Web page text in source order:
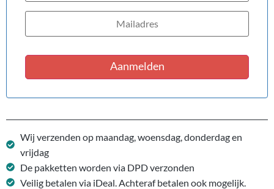
Aanmelden
Wij verzenden op maandag, woensdag, donderdag en
vrijdag
De pakketten worden via DPD verzonden
Veilig betalen via iDeal. Achteraf betalen ook mogelijk.